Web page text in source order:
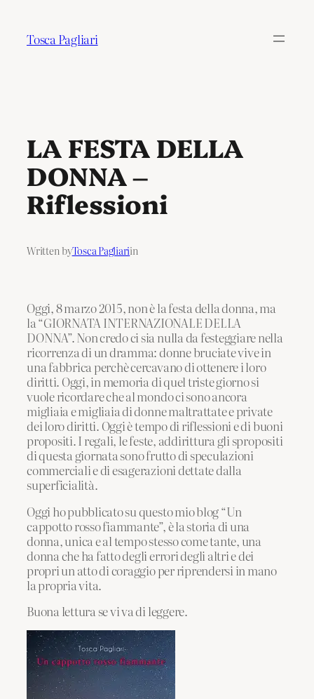
Tosca Pagliari
LA FESTA DELLA
DONNA –
Riflessioni
Written byTosca Pagliariin
Oggi, 8 marzo 2015, non è la festa della donna, ma
la “GIORNATA INTERNAZIONALE DELLA
DONNA”. Non credo ci sia nulla da festeggiare nella
ricorrenza di un dramma: donne bruciate vive in
una fabbrica perchè cercavano di ottenere i loro
diritti. Oggi, in memoria di quel triste giorno si
vuole ricordare che al mondo ci sono ancora
migliaia e migliaia di donne maltrattate e private
dei loro diritti. Oggi è tempo di riflessioni e di buoni
propositi. I regali, le feste, addirittura gli spropositi
di questa giornata sono frutto di speculazioni
commerciali e di esagerazioni dettate dalla
superficialità.
Oggi ho pubblicato su questo mio blog “Un
cappotto rosso fiammante”, è la storia di una
donna, unica e al tempo stesso come tante, una
donna che ha fatto degli errori degli altri e dei
propri un atto di coraggio per riprendersi in mano
la propria vita.
Buona lettura se vi va di leggere.